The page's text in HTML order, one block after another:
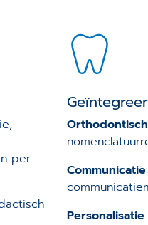
per
Communicatie